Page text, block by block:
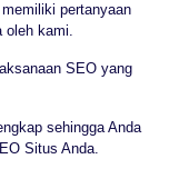
pertanyaan
kami.
SEO yang
sehingga Anda
Situs Anda.